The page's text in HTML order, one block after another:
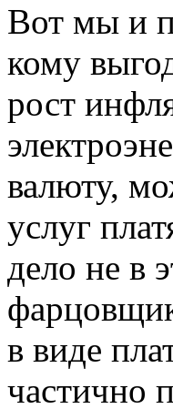
Вот мы и
кому
рост
валюту,
услуг
дело не в
в виде
частично